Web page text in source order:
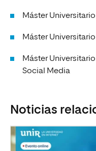
Máster
Máster
Máster
Social Media
Noticias